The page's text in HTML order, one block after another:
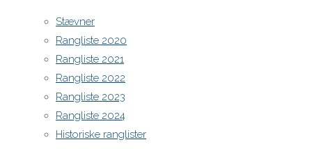
Stævner
Rangliste 2020
Rangliste 2021
Rangliste 2022
Rangliste 2023
Rangliste 2024
Historiske ranglister